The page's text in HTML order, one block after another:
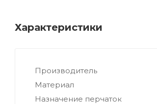
Характеристики
Производитель
Материал
Назначение перчаток